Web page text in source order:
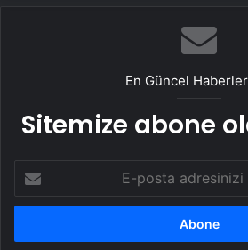
En Güncel
Sitemize abone
posta
adresinizi